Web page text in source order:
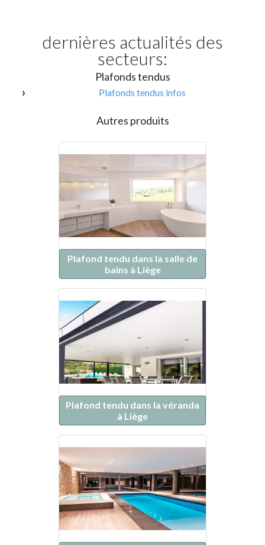
dernières actualités des
secteurs:
Plafonds tendus
Plafonds tendus infos
Autres produits
Plafond tendu dans la salle de
bains à Liège
Plafond tendu dans la véranda
à Liège